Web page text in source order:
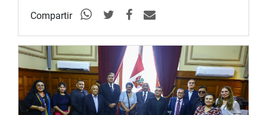
fiscalización en establecimientos farmacéuticos, control y
Informó que se realizaron 2,953 fiscalizaciones
orientativas a los establecimientos a nivel nacional,
siendo el mayor número en Lima Metropolitana (1,582).
Así mismo, 276 inspecciones de verificación de
Compartir